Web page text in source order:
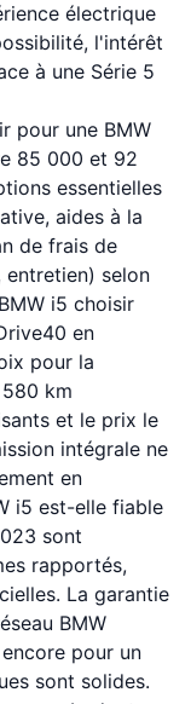
électrique
l'intérêt
à une Série 5
pour une BMW
85 000 et 92
essentielles
aides à la
de frais de
entretien) selon
i5 choisir
en
pour la
km
et le prix le
intégrale ne
en
i5 est-elle fiable
sont
rapportés,
La garantie
BMW
pour un
sont solides.